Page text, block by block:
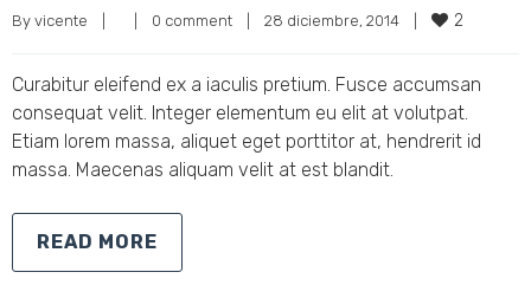
By vicente 0 comment 28 diciembre, 2014 2
Curabitur eleifend ex a iaculis pretium. Fusce accumsan
consequat velit. Integer elementum eu elit at volutpat.
Etiam lorem massa, aliquet eget porttitor at, hendrerit id
massa. Maecenas aliquam velit at est blandit.
READ MORE